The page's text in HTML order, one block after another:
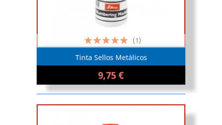
Tinta Sellos Metálicos
9,75 €
(1)